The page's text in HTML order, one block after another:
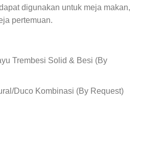
digunakan untuk meja makan,
pertemuan.
Trembesi Solid & Besi (By
Duco Kombinasi (By Request)